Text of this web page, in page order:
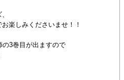
楽しみくださいませ！！
の3巻目が出ますので